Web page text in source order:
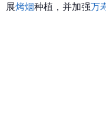
展烤烟种植，并加强万